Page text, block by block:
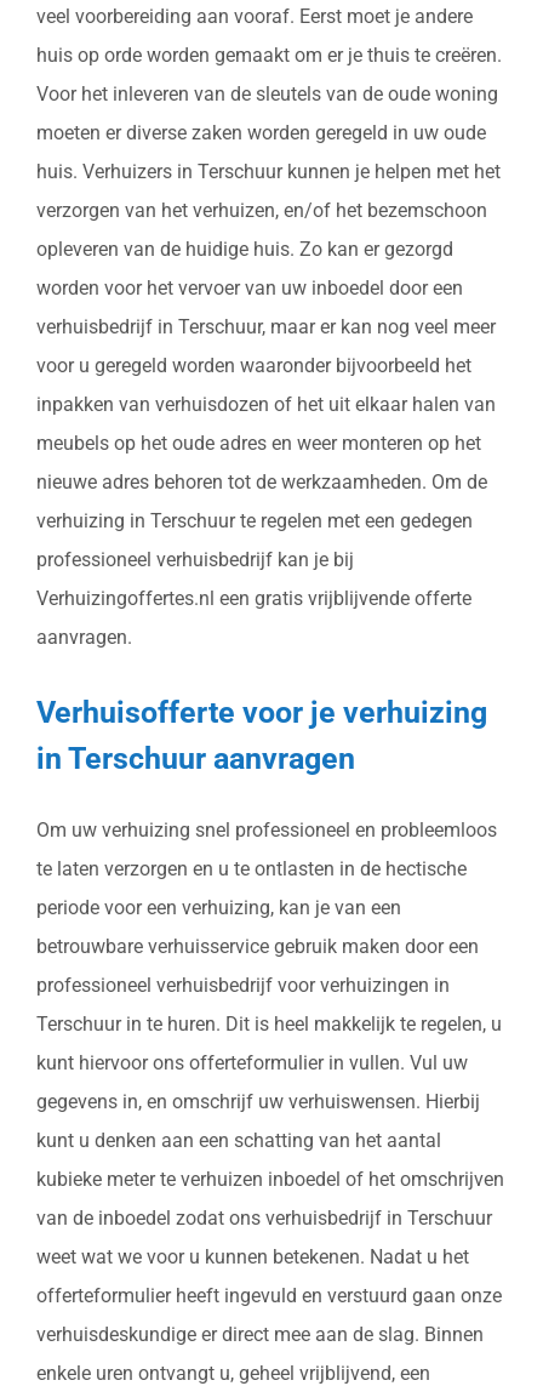
veel voorbereiding aan vooraf. Eerst moet je andere
huis op orde worden gemaakt om er je thuis te creëren.
Voor het inleveren van de sleutels van de oude woning
moeten er diverse zaken worden geregeld in uw oude
huis. Verhuizers in Terschuur kunnen je helpen met het
verzorgen van het verhuizen, en/of het bezemschoon
opleveren van de huidige huis. Zo kan er gezorgd
worden voor het vervoer van uw inboedel door een
verhuisbedrijf in Terschuur, maar er kan nog veel meer
voor u geregeld worden waaronder bijvoorbeeld het
inpakken van verhuisdozen of het uit elkaar halen van
meubels op het oude adres en weer monteren op het
nieuwe adres behoren tot de werkzaamheden. Om de
verhuizing in Terschuur te regelen met een gedegen
professioneel verhuisbedrijf kan je bij
Verhuizingoffertes.nl een gratis vrijblijvende offerte
aanvragen.
Verhuisofferte voor je verhuizing
in Terschuur aanvragen
Om uw verhuizing snel professioneel en probleemloos
te laten verzorgen en u te ontlasten in de hectische
periode voor een verhuizing, kan je van een
betrouwbare verhuisservice gebruik maken door een
professioneel verhuisbedrijf voor verhuizingen in
Terschuur in te huren. Dit is heel makkelijk te regelen, u
kunt hiervoor ons offerteformulier in vullen. Vul uw
gegevens in, en omschrijf uw verhuiswensen. Hierbij
kunt u denken aan een schatting van het aantal
kubieke meter te verhuizen inboedel of het omschrijven
van de inboedel zodat ons verhuisbedrijf in Terschuur
weet wat we voor u kunnen betekenen. Nadat u het
offerteformulier heeft ingevuld en verstuurd gaan onze
verhuisdeskundige er direct mee aan de slag. Binnen
enkele uren ontvangt u, geheel vrijblijvend, een